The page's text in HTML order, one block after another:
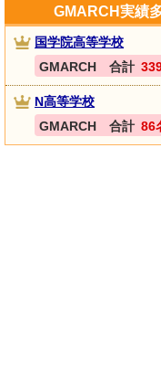
GMARCH実績
国学院高等学校
GMARCH 合計
N高等学校
GMARCH 合計 86